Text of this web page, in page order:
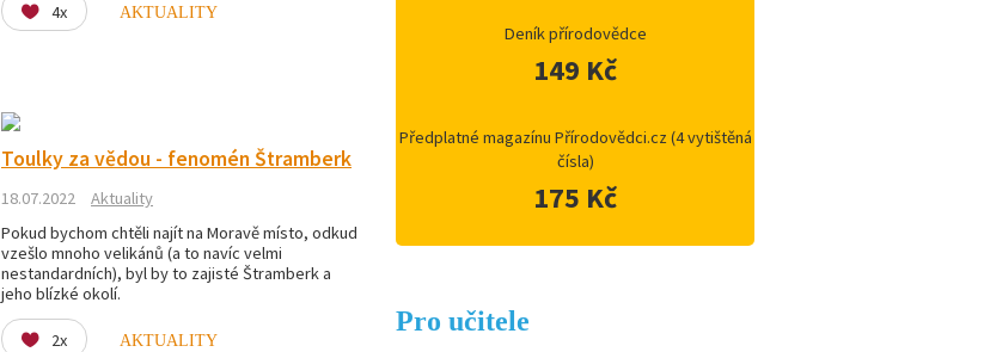
4x AKTUALITY
Toulky za vědou - fenomén Štramberk
18.07.2022
Aktuality
Pokud bychom chtěli najít na Moravě místo, odkud
vzešlo mnoho velikánů (a to navíc velmi
nestandardních), byl by to zajisté Štramberk a
jeho blízké okolí.
2x AKTUALITY
Deník přírodovědce
149 Kč
Předplatné magazínu Přírodovědci.cz (4 vytištěná
čísla)
175 Kč
Pro učitele